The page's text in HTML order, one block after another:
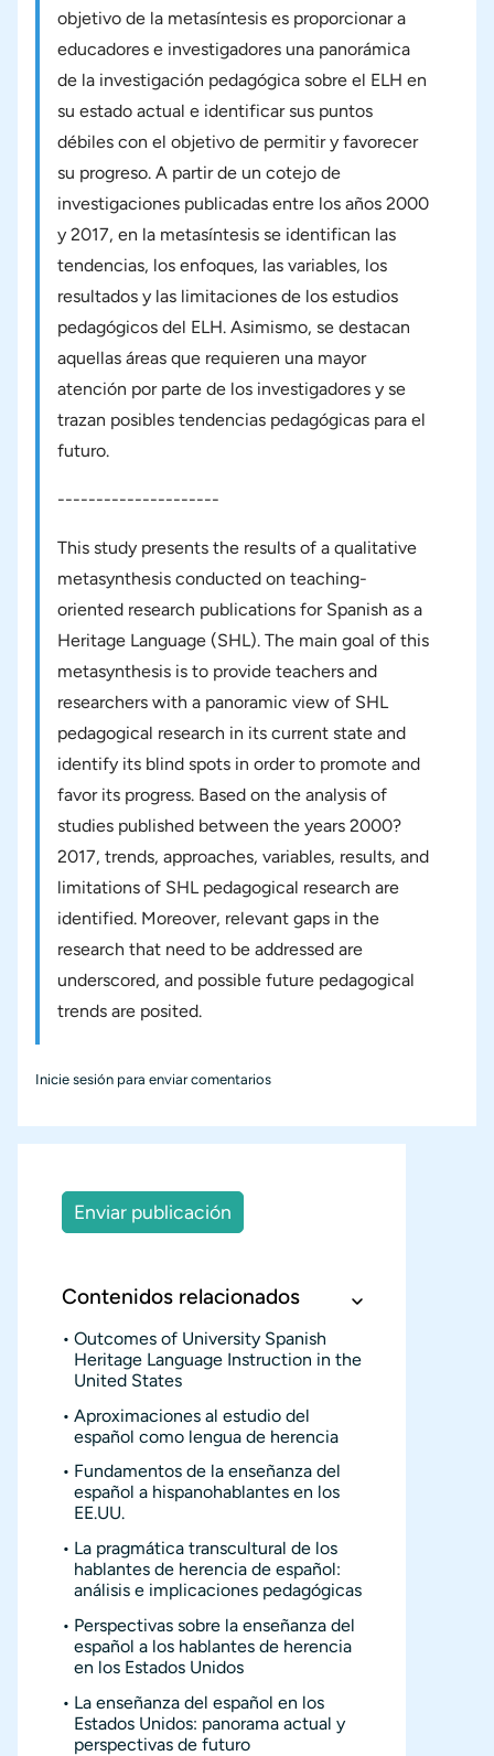
objetivo de la metasíntesis es proporcionar a
educadores e investigadores una panorámica
de la investigación pedagógica sobre el ELH en
su estado actual e identificar sus puntos
débiles con el objetivo de permitir y favorecer
su progreso. A partir de un cotejo de
investigaciones publicadas entre los años 2000
y 2017, en la metasíntesis se identifican las
tendencias, los enfoques, las variables, los
resultados y las limitaciones de los estudios
pedagógicos del ELH. Asimismo, se destacan
aquellas áreas que requieren una mayor
atención por parte de los investigadores y se
trazan posibles tendencias pedagógicas para el
futuro.
---------------------
This study presents the results of a qualitative
metasynthesis conducted on teaching-
oriented research publications for Spanish as a
Heritage Language (SHL). The main goal of this
metasynthesis is to provide teachers and
researchers with a panoramic view of SHL
pedagogical research in its current state and
identify its blind spots in order to promote and
favor its progress. Based on the analysis of
studies published between the years 2000?
2017, trends, approaches, variables, results, and
limitations of SHL pedagogical research are
identified. Moreover, relevant gaps in the
research that need to be addressed are
underscored, and possible future pedagogical
trends are posited.
Inicie sesión para enviar comentarios
Enviar publicación
Contenidos relacionados
Outcomes of University Spanish
Heritage Language Instruction in the
United States
Aproximaciones al estudio del
español como lengua de herencia
Fundamentos de la enseñanza del
español a hispanohablantes en los
EE.UU.
La pragmática transcultural de los
hablantes de herencia de español:
análisis e implicaciones pedagógicas
Perspectivas sobre la enseñanza del
español a los hablantes de herencia
en los Estados Unidos
La enseñanza del español en los
Estados Unidos: panorama actual y
perspectivas de futuro